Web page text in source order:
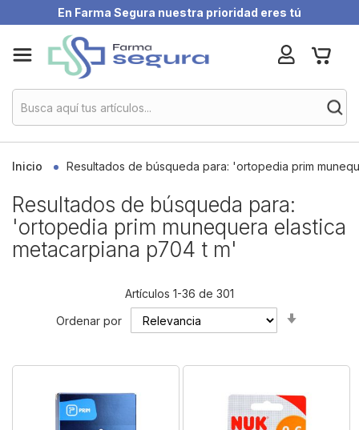
En Farma Segura nuestra prioridad eres tú
to
Content
My
Inicio Resultados de búsqueda para: 'ortopedia prim
Resultados de búsqueda para:
'ortopedia prim munequera elastica
metacarpiana p704 t m'
Artículos 1-36 de 301
Ordenar por